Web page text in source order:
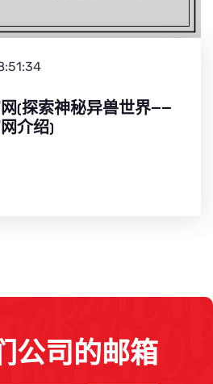
(探索神秘异兽世界——
介绍)
公司的邮箱